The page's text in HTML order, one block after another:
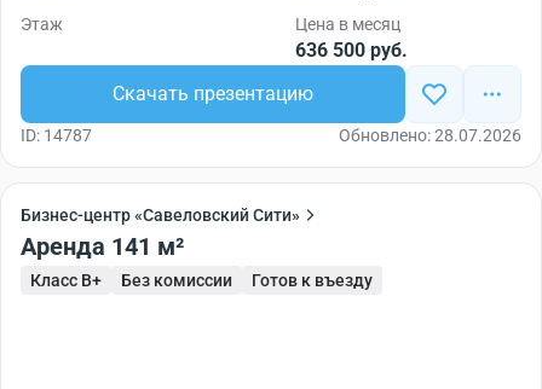
Этаж Цена в месяц
636 500 руб.
Скачать презентацию
ID: 14787 Обновлено: 28.07.2026
Бизнес-центр «Савеловский Сити»
Аренда 141 м²
Класс B+ Без комиссии Готов к въезду